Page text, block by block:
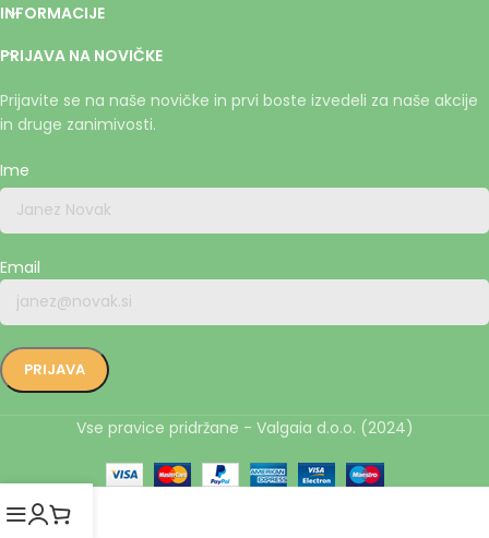
INFORMACIJE
PRIJAVA NA NOVIČKE
Prijavite se na naše novičke in prvi boste izvedeli za naše akcije
in druge zanimivosti.
Ime
Email
Vse pravice pridržane - Valgaia d.o.o. (2024)